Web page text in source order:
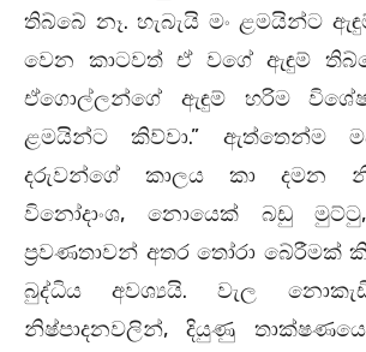
තිබ්බේ නෑ. හැබැයි මං ළමයින්ට
වෙන කාටවත් ඒ වගේ ඇඳුම්
ඒගොල්ලන්ගේ ඇඳුම් හරිම
ළමයින්ට කිව්වා.” ඇත්තෙන්ම
දරුවන්ගේ කාලය කා දමන
විනෝදාංශ, නොයෙක් බඩු
ප්‍රවණතාවන් අතර තෝරා බේරීමක්
බුද්ධිය අවශ්‍යයි. වැල
නිෂ්පාදනවලින්, දියුණු